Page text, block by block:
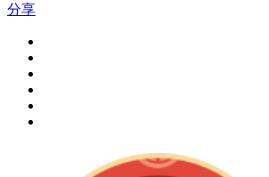
分享